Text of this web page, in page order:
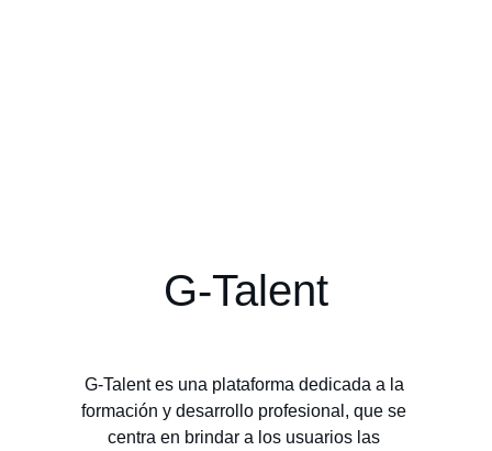
G-Talent
G-Talent es una plataforma dedicada a la
formación y desarrollo profesional, que se
centra en brindar a los usuarios las